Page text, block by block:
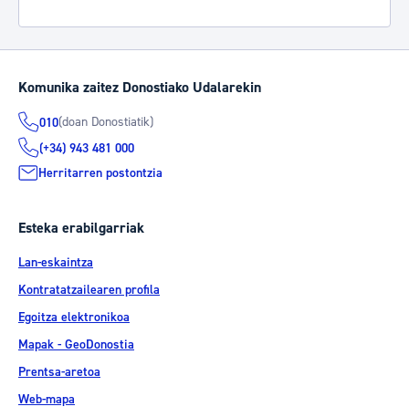
Komunika zaitez Donostiako Udalarekin
010(doan Donostiatik)
(+34) 943 481 000
Herritarren postontzia
Esteka erabilgarriak
Lan-eskaintza
Kontratatzailearen profila
Egoitza elektronikoa
Mapak - GeoDonostia
Prentsa-aretoa
Web-mapa